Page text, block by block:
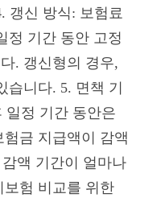
갱신 방식: 보험료
정 기간 동안 고정
. 갱신형의 경우,
습니다. 5. 면책 기
일정 기간 동안은
금 지급액이 감액
액 기간이 얼마나
험 비교를 위한